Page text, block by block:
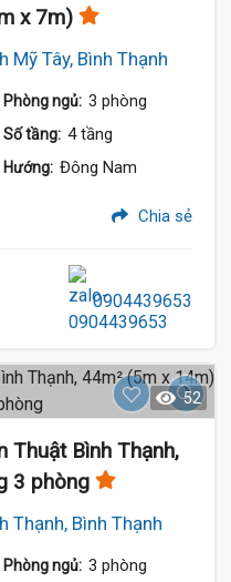
x 7m)
Mỹ Tây, Bình Thạnh
Phòng ngủ: 3 phòng
Số tầng: 4 tầng
Hướng: Đông Nam
Chia sẻ
0904439653
52
Thuật Bình Thạnh,
3 phòng
Thạnh, Bình Thạnh
Phòng ngủ: 3 phòng